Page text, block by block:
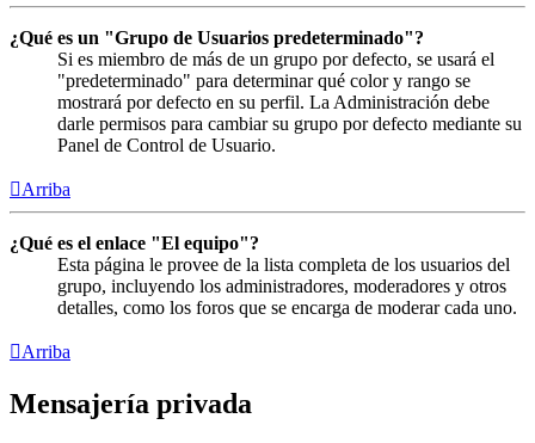
¿Qué es un "Grupo de Usuarios predeterminado"?
Si es miembro de más de un grupo por defecto, se usará el
"predeterminado" para determinar qué color y rango se
mostrará por defecto en su perfil. La Administración debe
darle permisos para cambiar su grupo por defecto mediante su
Panel de Control de Usuario.
Arriba
¿Qué es el enlace "El equipo"?
Esta página le provee de la lista completa de los usuarios del
grupo, incluyendo los administradores, moderadores y otros
detalles, como los foros que se encarga de moderar cada uno.
Arriba
Mensajería privada